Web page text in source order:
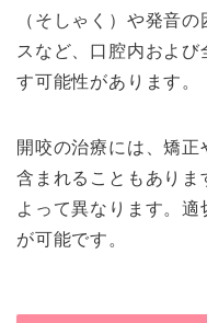
（そしゃく）や発音
スなど、口腔内およ
す可能性があります。
開咬の治療には、矯
含まれることもありま
よって異なります。適
が可能です。